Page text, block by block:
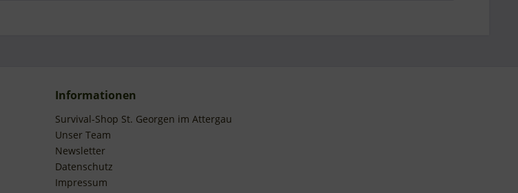
Informationen
Survival-Shop St. Georgen im Attergau
Unser Team
Newsletter
Datenschutz
Impressum